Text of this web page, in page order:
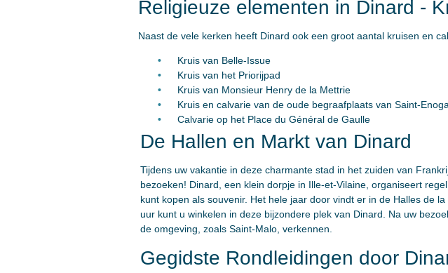
Religieuze elementen in Dinard -
Naast de vele kerken heeft Dinard ook een groot aantal kruisen en
Kruis van Belle-Issue
Kruis van het Priorijpad
Kruis van Monsieur Henry de la Mettrie
Kruis en calvarie van de oude begraafplaats van Saint-
Calvarie op het Place du Général de Gaulle
De Hallen en Markt van Dinard
Tijdens uw vakantie in deze charmante stad in het zuiden van
bezoeken! Dinard, een klein dorpje in Ille-et-Vilaine, organiseert
kunt kopen als souvenir. Het hele jaar door vindt er in de Halles de
uur kunt u winkelen in deze bijzondere plek van Dinard. Na uw
de omgeving, zoals Saint-Malo, verkennen.
Gegidste Rondleidingen door